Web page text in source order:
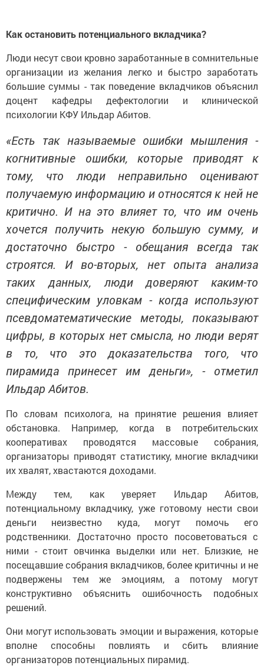
Как остановить потенциального вкладчика?
Люди несут свои кровно заработанные в сомнительные
организации из желания легко и быстро заработать
большие суммы - так поведение вкладчиков объяснил
доцент кафедры дефектологии и клинической
психологии КФУ Ильдар Абитов.
«Есть так называемые ошибки мышления -
когнитивные ошибки, которые приводят к
тому, что люди неправильно оценивают
получаемую информацию и относятся к ней не
критично. И на это влияет то, что им очень
хочется получить некую большую сумму, и
достаточно быстро - обещания всегда так
строятся. И во-вторых, нет опыта анализа
таких данных, люди доверяют каким-то
специфическим уловкам - когда используют
псевдоматематические методы, показывают
цифры, в которых нет смысла, но люди верят
в то, что это доказательства того, что
пирамида принесет им деньги», - отметил
Ильдар Абитов.
По словам психолога, на принятие решения влияет
обстановка. Например, когда в потребительских
кооперативах проводятся массовые собрания,
организаторы приводят статистику, многие вкладчики
их хвалят, хвастаются доходами.
Между тем, как уверяет Ильдар Абитов,
потенциальному вкладчику, уже готовому нести свои
деньги неизвестно куда, могут помочь его
родственники. Достаточно просто посоветоваться с
ними - стоит овчинка выделки или нет. Близкие, не
посещавшие собрания вкладчиков, более критичны и не
подвержены тем же эмоциям, а потому могут
конструктивно объяснить ошибочность подобных
решений.
Они могут использовать эмоции и выражения, которые
вполне способны повлиять и сбить влияние
организаторов потенциальных пирамид.